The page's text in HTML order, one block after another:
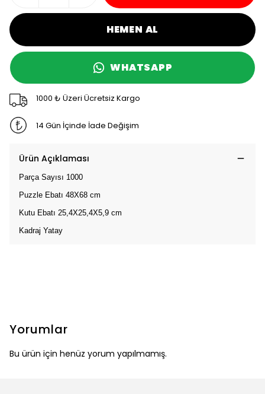
HEMEN AL
WHATSAPP
1000 ₺ Üzeri Ücretsiz Kargo
14 Gün İçinde İade Değişim
Ürün Açıklaması
Parça Sayısı 1000
Puzzle Ebatı 48X68 cm
Kutu Ebatı 25,4X25,4X5,9 cm
Kadraj Yatay
Yorumlar
Bu ürün için henüz yorum yapılmamış.